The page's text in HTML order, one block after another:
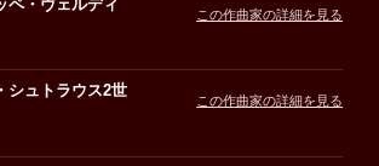
ペ・ヴェルディ
この作曲家の詳細を見る
シュトラウス2世
この作曲家の詳細を見る